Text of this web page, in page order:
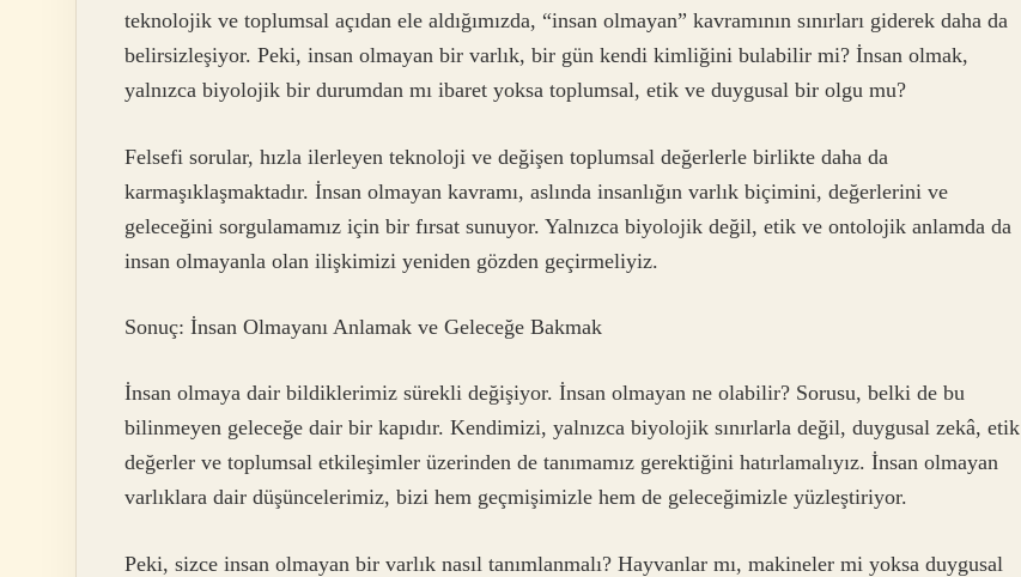
teknolojik ve toplumsal açıdan ele aldığımızda, “insan olmayan” kavramının sınırları giderek daha da
belirsizleşiyor. Peki, insan olmayan bir varlık, bir gün kendi kimliğini bulabilir mi? İnsan olmak,
yalnızca biyolojik bir durumdan mı ibaret yoksa toplumsal, etik ve duygusal bir olgu mu?
Felsefi sorular, hızla ilerleyen teknoloji ve değişen toplumsal değerlerle birlikte daha da
karmaşıklaşmaktadır. İnsan olmayan kavramı, aslında insanlığın varlık biçimini, değerlerini ve
geleceğini sorgulamamız için bir fırsat sunuyor. Yalnızca biyolojik değil, etik ve ontolojik anlamda da
insan olmayanla olan ilişkimizi yeniden gözden geçirmeliyiz.
Sonuç: İnsan Olmayanı Anlamak ve Geleceğe Bakmak
İnsan olmaya dair bildiklerimiz sürekli değişiyor. İnsan olmayan ne olabilir? Sorusu, belki de bu
bilinmeyen geleceğe dair bir kapıdır. Kendimizi, yalnızca biyolojik sınırlarla değil, duygusal zekâ, etik
değerler ve toplumsal etkileşimler üzerinden de tanımamız gerektiğini hatırlamalıyız. İnsan olmayan
varlıklara dair düşüncelerimiz, bizi hem geçmişimizle hem de geleceğimizle yüzleştiriyor.
Peki, sizce insan olmayan bir varlık nasıl tanımlanmalı? Hayvanlar mı, makineler mi yoksa duygusal